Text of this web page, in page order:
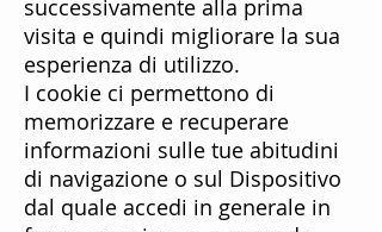
successivamente alla prima
visita e quindi migliorare la sua
esperienza di utilizzo.
I cookie ci permettono di
memorizzare e recuperare
informazioni sulle tue abitudini
di navigazione o sul Dispositivo
dal quale accedi in generale in